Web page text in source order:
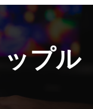
プル